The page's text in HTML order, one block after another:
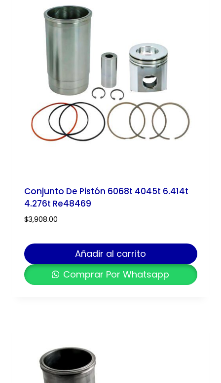
Conjunto De Pistón 6068t 4045t 6.414t
4.276t Re48469
$3,908.00
Añadir al carrito
Comprar Por Whatsapp